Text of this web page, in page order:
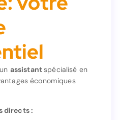
assistantspécialisé en
économiques
directs :
votre
avantage
En France, faire appel à un
économiques